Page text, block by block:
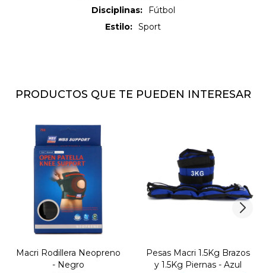
Disciplinas
Fútbol
Estilo
Sport
PRODUCTOS QUE TE PUEDEN INTERESAR
Macri Rodillera Neopreno
- Negro
Pesas Macri 1.5Kg Brazos
y 1.5Kg Piernas - Azul